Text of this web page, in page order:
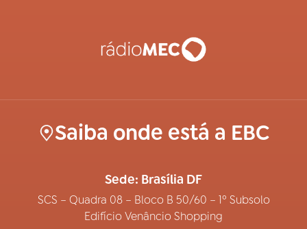
Saiba onde está a EBC
Sede: Brasília DF
SCS – Quadra 08 – Bloco B 50/60 – 1º Subsolo
Edifício Venâncio Shopping